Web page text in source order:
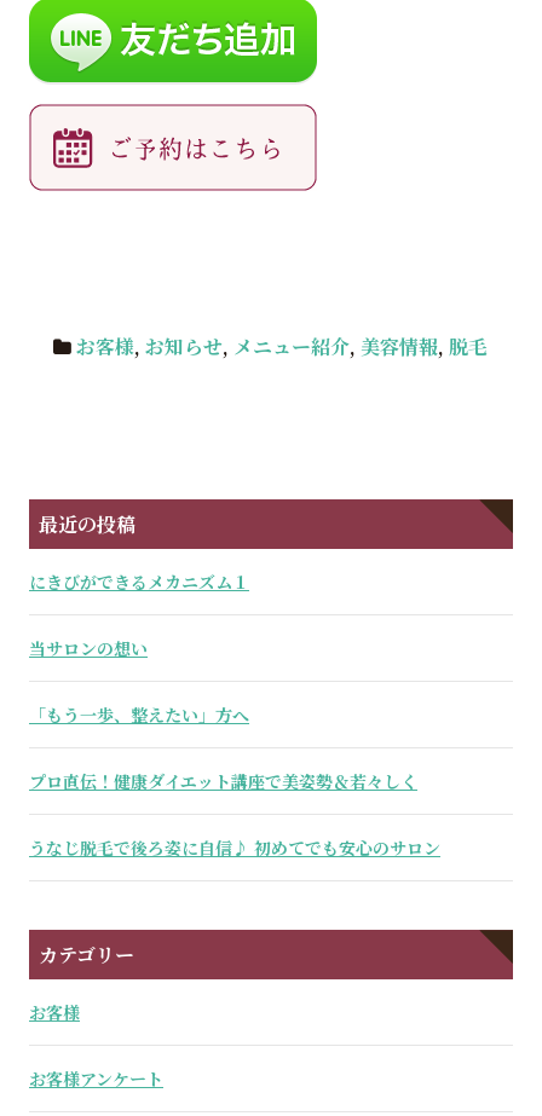
お客様, お知らせ, メニュー紹介, 美容情報, 脱毛
最近の投稿
にきびができるメカニズム１
当サロンの想い
「もう一歩、整えたい」方へ
プロ直伝！健康ダイエット講座で美姿勢＆若々しく
うなじ脱毛で後ろ姿に自信♪ 初めてでも安心のサロン
カテゴリー
お客様
お客様アンケート